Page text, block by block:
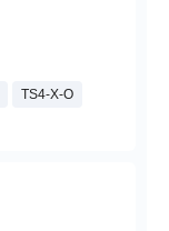
TS4-X-O